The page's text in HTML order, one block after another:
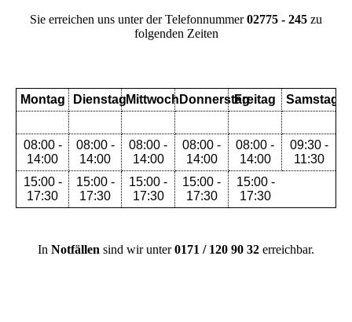
Sie erreichen uns unter der Telefonnummer02775 - 245 zu
folgenden Zeiten
Montag DienstagMittwoch DonnerstagFreitag Samstag
08:00 -
14:00
08:00 -
14:00
08:00 -
14:00
08:00 -
14:00
08:00 -
14:00
09:30 -
11:30
15:00 -
17:30
15:00 -
17:30
15:00 -
17:30
15:00 -
17:30
15:00 -
17:30
In Notfällen sind wir unter0171 / 120 90 32 erreichbar.